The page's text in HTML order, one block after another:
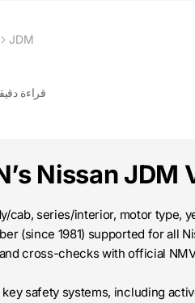
JDM
قراءة
Nissan JDM
cab, series/interior, motor type,
(since 1981) supported for all
cross-checks with official
safety systems, including